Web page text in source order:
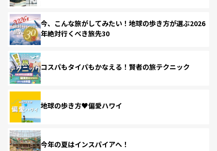
今、こんな旅がしてみたい！地球の歩き方が選ぶ2026
年絶対行くべき旅先30
コスパもタイパもかなえる！賢者の旅テクニック
地球の歩き方♥偏愛ハワイ
今年の夏はインスパイアへ！